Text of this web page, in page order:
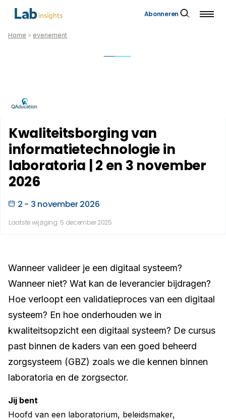
Abonneren
Home » evenement
Kwaliteitsborging van
informatietechnologie in
laboratoria | 2 en 3 november
2026
2 - 3 november 2026
Laatste wijziging: 5 december 2025
Wanneer valideer je een digitaal systeem?
Wanneer niet? Wat kan de leverancier bijdragen?
Hoe verloopt een validatieproces van een digitaal
systeem? En hoe onderhouden we in
kwaliteitsopzicht een digitaal systeem? De cursus
past binnen de kaders van een goed beheerd
zorgsysteem (GBZ) zoals we die kennen binnen
laboratoria en de zorgsector.
Jij bent
Hoofd van een laboratorium, beleidsmaker,